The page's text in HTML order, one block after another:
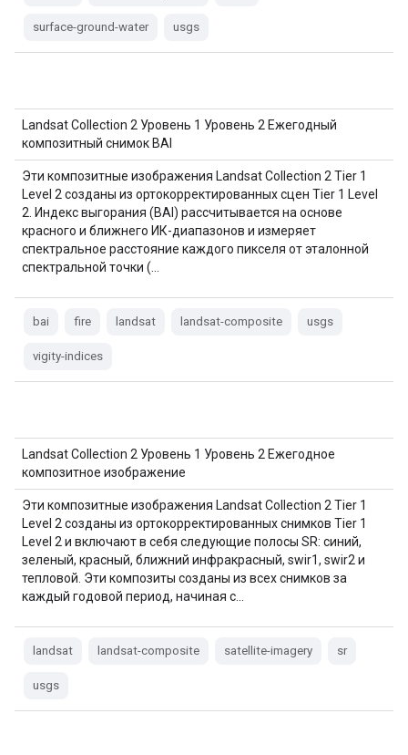
surface-ground-water usgs
Landsat Collection 2 Уровень 1 Уровень 2 Ежегодный
композитный снимок BAI
Эти композитные изображения Landsat Collection 2 Tier 1
Level 2 созданы из ортокорректированных сцен Tier 1 Level
2. Индекс выгорания (BAI) рассчитывается на основе
красного и ближнего ИК-диапазонов и измеряет
спектральное расстояние каждого пикселя от эталонной
спектральной точки (…
bai fire landsat landsat-composite usgs
vigity-indices
Landsat Collection 2 Уровень 1 Уровень 2 Ежегодное
композитное изображение
Эти композитные изображения Landsat Collection 2 Tier 1
Level 2 созданы из ортокорректированных снимков Tier 1
Level 2 и включают в себя следующие полосы SR: синий,
зеленый, красный, ближний инфракрасный, swir1, swir2 и
тепловой. Эти композиты созданы из всех снимков за
каждый годовой период, начиная с…
landsat landsat-composite satellite-imagery sr
usgs